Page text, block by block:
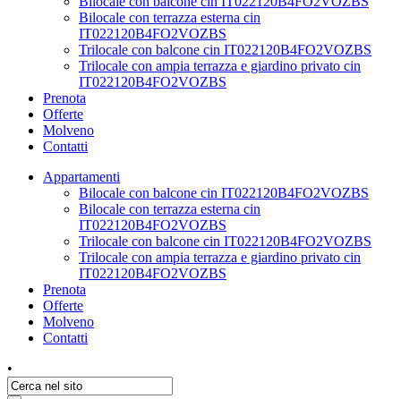
Bilocale con terrazza esterna cin
IT022120B4FO2VOZBS
Trilocale con balcone cin IT022120B4FO2VOZBS
Trilocale con ampia terrazza e giardino privato cin
IT022120B4FO2VOZBS
Prenota
Offerte
Molveno
Contatti
Appartamenti
Bilocale con balcone cin IT022120B4FO2VOZBS
Bilocale con terrazza esterna cin
IT022120B4FO2VOZBS
Trilocale con balcone cin IT022120B4FO2VOZBS
Trilocale con ampia terrazza e giardino privato cin
IT022120B4FO2VOZBS
Prenota
Offerte
Molveno
Contatti
•